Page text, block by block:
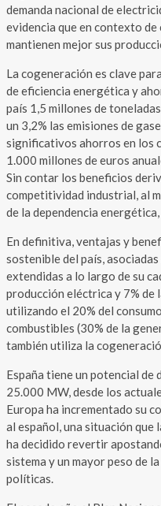
demanda nacional de
evidencia que en contexto
mantienen mejor sus
La cogeneración es clave
de eficiencia energética y
país 1,5 millones de
un 3,2% las emisiones de
significativos ahorros en los
1.000 millones de euros
Sin contar los beneficios
competitividad industrial, al
de la dependencia
En definitiva, ventajas y
sostenible del país,
extendidas a lo largo de su
producción eléctrica y 7% de
utilizando el 20% del
combustibles (30% de la
también utiliza la
España tiene un potencial
25.000 MW, desde los
Europa ha incrementado su
al español, una situación
ha decidido revertir
sistema y un mayor peso de
políticas.